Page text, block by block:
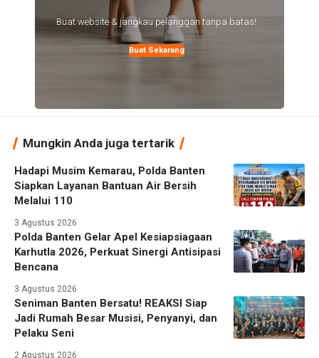
Buat website & jangkau pelanggan tanpa batas!
Buat Sekarang
Mungkin Anda juga tertarik
Hadapi Musim Kemarau, Polda Banten
Siapkan Layanan Bantuan Air Bersih
Melalui 110
3 Agustus 2026
Polda Banten Gelar Apel Kesiapsiagaan
Karhutla 2026, Perkuat Sinergi Antisipasi
Bencana
3 Agustus 2026
Seniman Banten Bersatu! REAKSI Siap
Jadi Rumah Besar Musisi, Penyanyi, dan
Pelaku Seni
2 Agustus 2026